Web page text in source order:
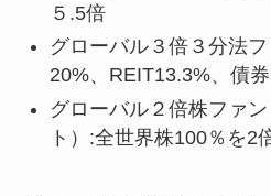
５.5倍
グローバル３倍３分法
20%、REIT13.3%、債
グローバル２倍株ファ
ト）:全世界株100％を2